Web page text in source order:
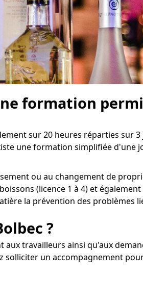
formation
sur 20 heures réparties sur 3
une formation simplifiée d'une
ou au changement de
(licence 1 à 4) et
la prévention des problèmes
?
aux travailleurs ainsi qu'aux
solliciter un accompagnement